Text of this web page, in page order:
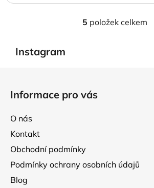
O
y
5 položek celkem
Instagram
Informace pro vás
O nás
Kontakt
Obchodní podmínky
Podmínky ochrany osobních údajů
Blog